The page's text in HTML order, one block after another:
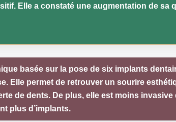
Elle a constaté une augmentation de sa
basée sur la pose de six implants
Elle permet de retrouver un sourire
de dents. De plus, elle est moins invasive
plus d’implants.